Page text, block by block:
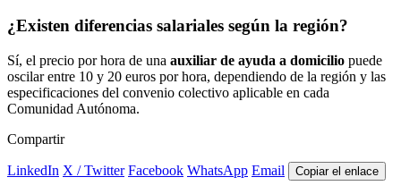
¿Existen diferencias salariales según la región?
Sí, el precio por hora de una auxiliar de ayuda a domicilio puede
oscilar entre 10 y 20 euros por hora, dependiendo de la región y las
especificaciones del convenio colectivo aplicable en cada
Comunidad Autónoma.
Compartir
LinkedIn X / Twitter Facebook WhatsApp Email Copiar el enlace